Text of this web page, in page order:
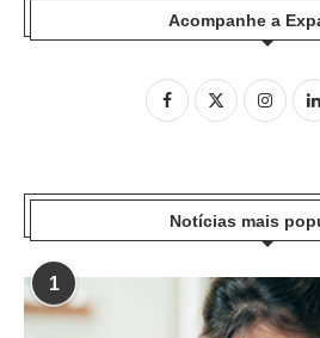
Acompanhe a
Notícias mais
1